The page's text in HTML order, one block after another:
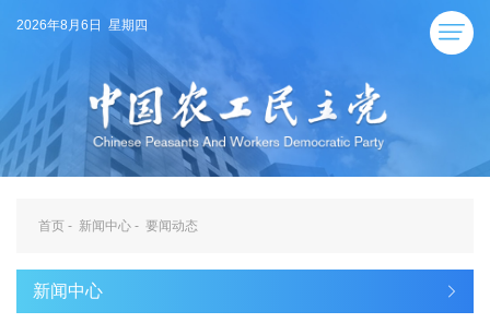
2026年8月6日 星期四
首页 - 新闻中心 - 要闻动态
新闻中心